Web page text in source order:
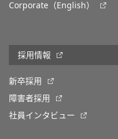
Corporate（English）
採用情報
新卒採用
障害者採用
社員インタビュー